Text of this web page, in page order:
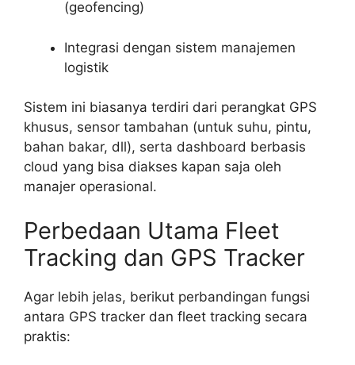
(geofencing)
Integrasi dengan sistem manajemen
logistik
Sistem ini biasanya terdiri dari perangkat GPS
khusus, sensor tambahan (untuk suhu, pintu,
bahan bakar, dll), serta dashboard berbasis
cloud yang bisa diakses kapan saja oleh
manajer operasional.
Perbedaan Utama Fleet
Tracking dan GPS Tracker
Agar lebih jelas, berikut perbandingan fungsi
antara GPS tracker dan fleet tracking secara
praktis: